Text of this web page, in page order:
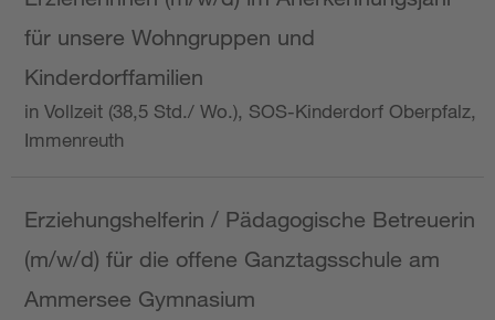
für unsere Wohngruppen und
Kinderdorffamilien
in Vollzeit (38,5 Std./ Wo.), SOS-Kinderdorf Oberpfalz,
Immenreuth
Erziehungshelferin / Pädagogische Betreuerin
(m/w/d) für die offene Ganztagsschule am
Ammersee Gymnasium